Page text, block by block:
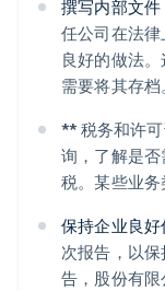
撰写内部文件
任公司在法
良好的做法
需要将其存档
** 税务和许
询，了解是
税。某些业
保持企业良好
次报告，以
告，股份有